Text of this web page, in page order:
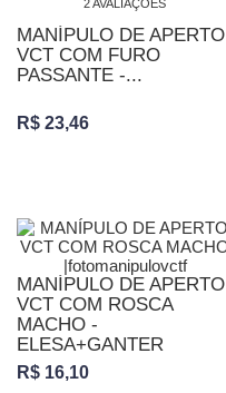
2 AVALIAÇÕES
MANÍPULO DE APERTO
VCT COM FURO
PASSANTE -...
R$ 23,46
MANÍPULO DE APERTO
VCT COM ROSCA
MACHO -
ELESA+GANTER
R$ 16,10